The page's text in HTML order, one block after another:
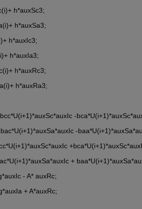
h*auxSc3;
h*auxSa3;
h*auxIc3;
h*auxIa3;
h*auxRc3;
h*auxRa3;
bcc*U(i+1)*auxSc*auxIc -
bac*U(i+1)*auxSa*auxIc -
+
- A* auxRc;
+ A*auxRc;